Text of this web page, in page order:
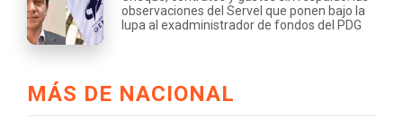
observaciones del Servel que ponen bajo la
lupa al exadministrador de fondos del PDG
MÁS DE NACIONAL